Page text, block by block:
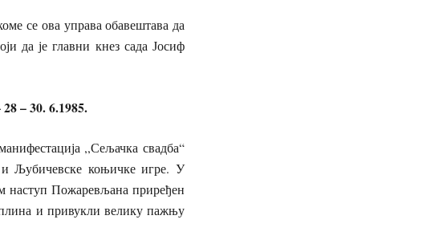
се ова управа обавештава да
да је главни кнез сада Јосиф
– 30. 6.1985.
,,Сељачка свадба“
и Љубичевске коњичке игре. У
наступ Пожаревљана приређен
и привукли велику пажњу